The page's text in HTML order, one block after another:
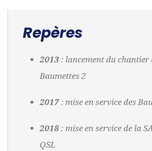
Repères
2013: lancement du chantier
Baumettes 2
2017: mise en service des
2018: mise en service de la
QSL